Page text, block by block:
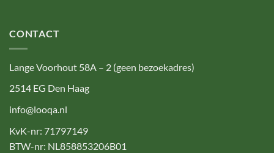
CONTACT
Lange Voorhout 58A – 2 (geen bezoekadres)
2514 EG Den Haag
info@looqa.nl
KvK-nr: 71797149
BTW-nr: NL858853206B01